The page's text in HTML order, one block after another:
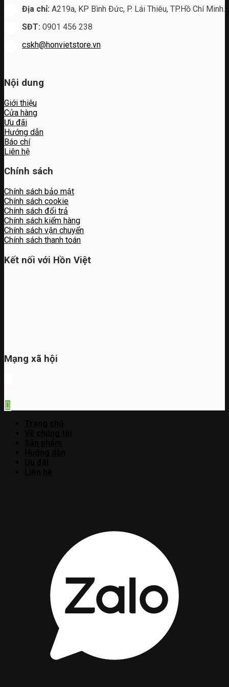
Địa chỉ: A219a, KP Bình Đức, P. Lái Thiêu, TP.Hồ Chí Minh.
SĐT: 0901 456 238
cskh@honvietstore.vn
Nội dung
Giới thiệu
Cửa hàng
Ưu đãi
Hướng dẫn
Báo chí
Liên hệ
Chính sách
Chính sách bảo mật
Chính sách cookie
Chính sách đổi trả
Chính sách kiểm hàng
Chính sách vận chuyển
Chính sách thanh toán
Kết nối với Hồn Việt
Mạng xã hội